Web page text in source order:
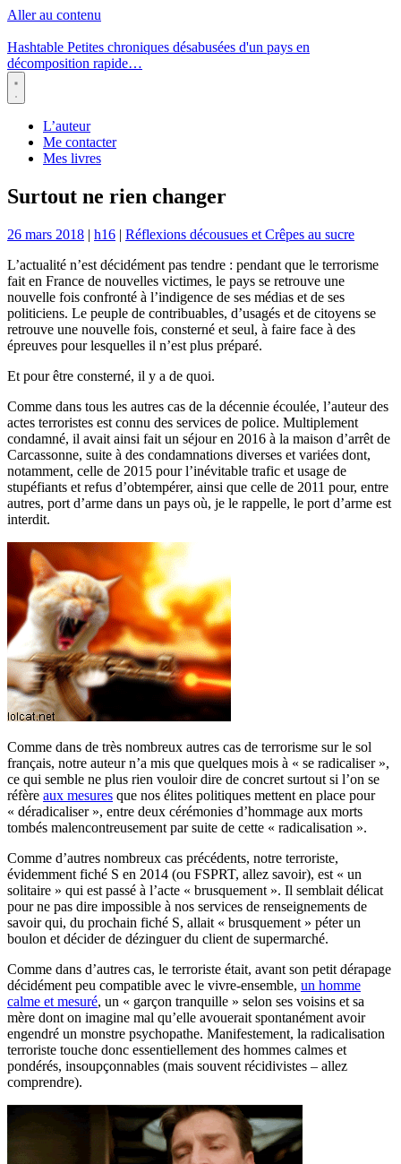
Aller au contenu
Hashtable Petites chroniques désabusées d'un pays en
décomposition rapide…
Menu
L’auteur
Me contacter
Mes livres
Surtout ne rien changer
26 mars 2018 | h16 | Réflexions décousues et Crêpes au sucre
L’actualité n’est décidément pas tendre : pendant que le terrorisme
fait en France de nouvelles victimes, le pays se retrouve une
nouvelle fois confronté à l’indigence de ses médias et de ses
politiciens. Le peuple de contribuables, d’usagés et de citoyens se
retrouve une nouvelle fois, consterné et seul, à faire face à des
épreuves pour lesquelles il n’est plus préparé.
Et pour être consterné, il y a de quoi.
Comme dans tous les autres cas de la décennie écoulée, l’auteur des
actes terroristes est connu des services de police. Multiplement
condamné, il avait ainsi fait un séjour en 2016 à la maison d’arrêt de
Carcassonne, suite à des condamnations diverses et variées dont,
notamment, celle de 2015 pour l’inévitable trafic et usage de
stupéfiants et refus d’obtempérer, ainsi que celle de 2011 pour, entre
autres, port d’arme dans un pays où, je le rappelle, le port d’arme est
interdit.
Comme dans de très nombreux autres cas de terrorisme sur le sol
français, notre auteur n’a mis que quelques mois à « se radicaliser »,
ce qui semble ne plus rien vouloir dire de concret surtout si l’on se
réfère aux mesures que nos élites politiques mettent en place pour
« déradicaliser », entre deux cérémonies d’hommage aux morts
tombés malencontreusement par suite de cette « radicalisation ».
Comme d’autres nombreux cas précédents, notre terroriste,
évidemment fiché S en 2014 (ou FSPRT, allez savoir), est « un
solitaire » qui est passé à l’acte « brusquement ». Il semblait délicat
pour ne pas dire impossible à nos services de renseignements de
savoir qui, du prochain fiché S, allait « brusquement » péter un
boulon et décider de dézinguer du client de supermarché.
Comme dans d’autres cas, le terroriste était, avant son petit dérapage
décidément peu compatible avec le vivre-ensemble, un homme
calme et mesuré, un « garçon tranquille » selon ses voisins et sa
mère dont on imagine mal qu’elle avouerait spontanément avoir
engendré un monstre psychopathe. Manifestement, la radicalisation
terroriste touche donc essentiellement des hommes calmes et
pondérés, insoupçonnables (mais souvent récidivistes – allez
comprendre).